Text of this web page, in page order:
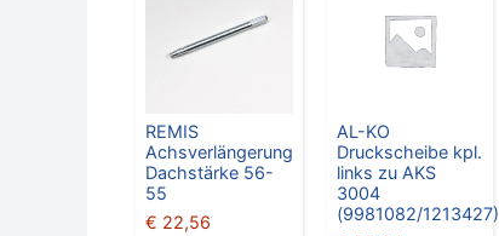
REMIS
Achsverlängerung
Dachstärke 56-
55
€ 22,56
AL-KO
Druckscheibe kpl.
links zu AKS
3004
(9981082/1213427)